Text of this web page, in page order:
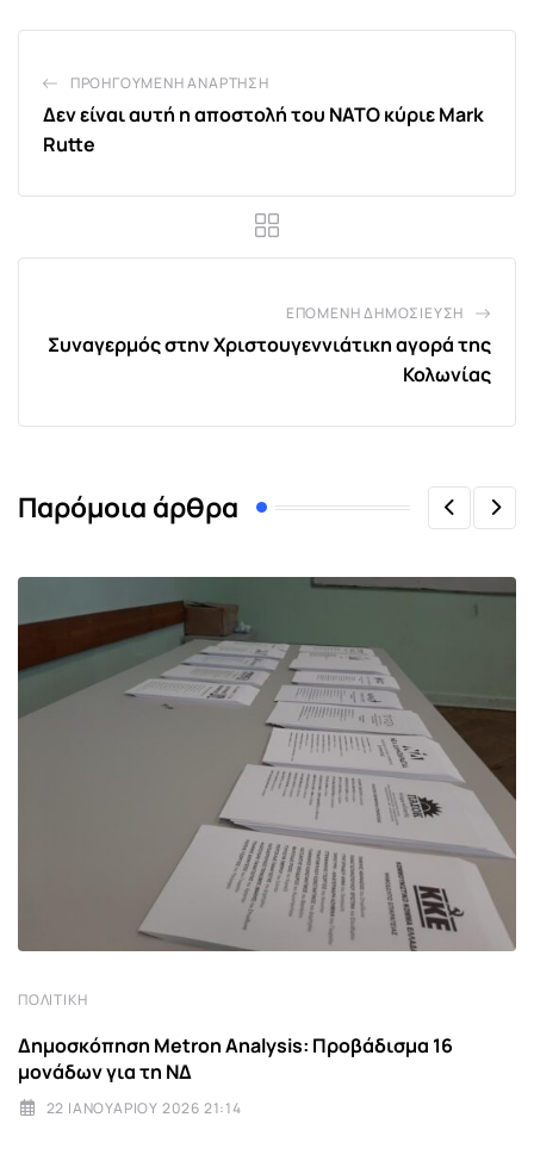
ΠΡΟΗΓΟΎΜΕΝΗ ΑΝΆΡΤΗΣΗ
Δεν είναι αυτή η αποστολή του ΝΑΤΟ κύριε Mark
Rutte
ΕΠΌΜΕΝΗ ΔΗΜΟΣΊΕΥΣΗ
Συναγερμός στην Χριστουγεννιάτικη αγορά της
Κολωνίας
Παρόμοια άρθρα
ΠΟΛΙΤΙΚΉ
Δημοσκόπηση Metron Analysis: Προβάδισμα 16
μονάδων για τη ΝΔ
22 ΙΑΝΟΥΑΡΊΟΥ 2026 21:14